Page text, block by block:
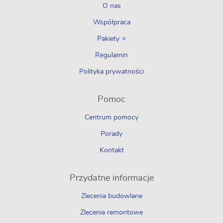
O nas
Współpraca
Pakiety ⭐
Regulamin
Polityka prywatności
Pomoc
Centrum pomocy
Porady
Kontakt
Przydatne informacje
Zlecenia budowlane
Zlecenia remontowe